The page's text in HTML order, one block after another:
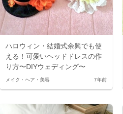
ハロウィン・結婚式余興でも使
える！可愛いヘッドドレスの作
り方〜DIYウェディング〜
メイク・ヘア・美容 7年前